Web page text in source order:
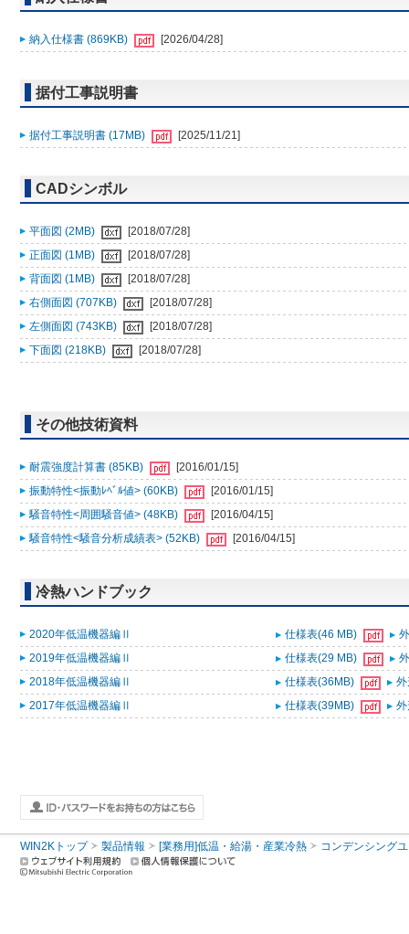
納入仕様書 (869KB) [2026/04/28]
据付工事説明書
据付工事説明書 (17MB) [2025/11/21]
CADシンボル
平面図 (2MB)
[2018/07/28]
正面図 (1MB)
[2018/07/28]
背面図 (1MB)
[2018/07/28]
右側面図 (707KB)
[2018/07/28]
左側面図 (743KB)
[2018/07/28]
下面図 (218KB)
[2018/07/28]
その他技術資料
耐震強度計算書 (85KB)
[2016/01/15]
振動特性<振動ﾚﾍﾞﾙ値> (60KB)
[2016/01/15]
騒音特性<周囲騒音値> (48KB)
[2016/04/15]
騒音特性<騒音分析成績表> (52KB)
[2016/04/15]
冷熱ハンドブック
2020年低温機器編Ⅱ 仕様表(46 MB)
2019年低温機器編Ⅱ
仕様表(29 MB)
2018年低温機器編Ⅱ
仕様表(36MB)
2017年低温機器編Ⅱ
仕様表(39MB)
WIN2Kトップ 製品情報 [業務用]低温・給湯・産業冷熱 コンデンシング